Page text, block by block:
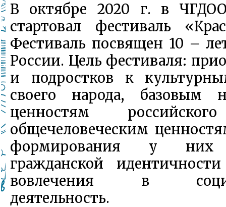
В октябре 2020 г. в
стартовал фестиваль
Фестиваль посвящен 10 –
России. Цель фестиваля:
и подростков к
своего народа, базовым
ценностям
общечеловеческим
формирования у них
гражданской
вовлечения в
деятельность.